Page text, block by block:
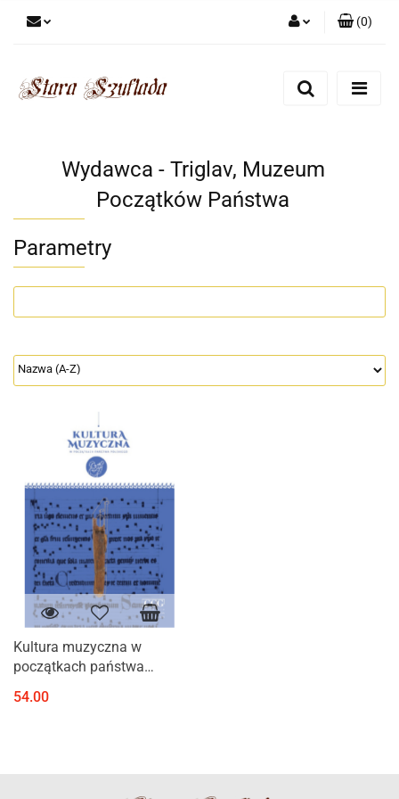
Zarejestruj się
(0)
Wydawca - Triglav, Muzeum
Początków Państwa
Parametry
Kultura muzyczna w
początkach państwa
54.00